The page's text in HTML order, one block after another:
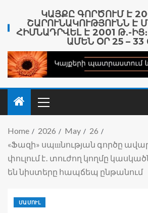
ԿԱՅՔԸ ԳՈՐԾՈՒՄ Է
ՇԱՐՈՒՆԱԿՈՒԹՅՈՒՆՆ Է
ՀԻՄՆԱԴՐՎԵԼ Է 2001 Թ․-
ԱՄԵՆ ՕՐ 25 – 33
Home 2026 May
26
«Ֆազի» սպшնության գործը
փուլում է․ տուժող կողմը
են նիստերը հապճեպ ընթանում
ՄԱՄՈՒԼ